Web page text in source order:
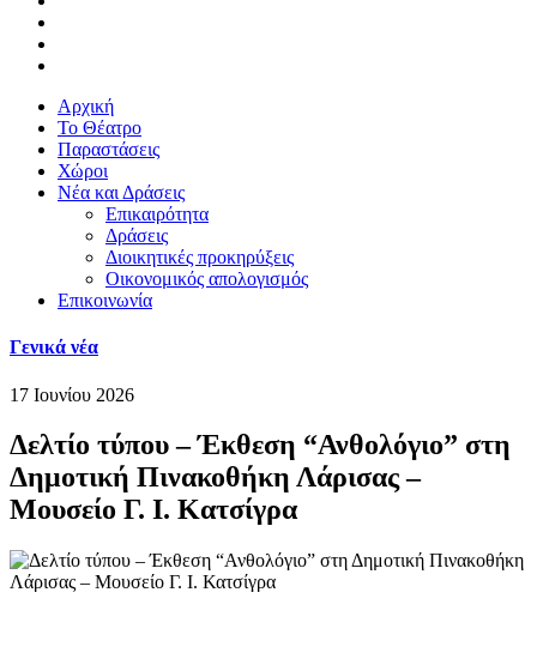
Αρχική
Το Θέατρο
Παραστάσεις
Χώροι
Νέα και Δράσεις
Επικαιρότητα
Δράσεις
Διοικητικές προκηρύξεις
Οικονομικός απολογισμός
Επικοινωνία
Γενικά νέα
17 Ιουνίου 2026
Δελτίο τύπου – Έκθεση “Ανθολόγιο” στη
Δημοτική Πινακοθήκη Λάρισας –
Μουσείο Γ. Ι. Κατσίγρα